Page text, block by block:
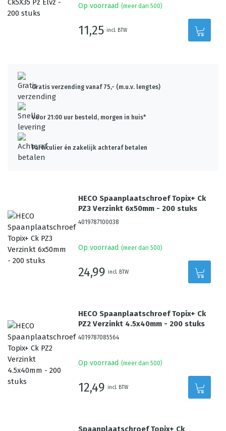
Op voorraad (meer dan 500)
11,25 incl. BTW
Gratis verzending vanaf 75,- (m.u.v. lengtes)
Voor 21:00 uur besteld, morgen in huis*
Particulier én zakelijk achteraf betalen
HECO Spaanplaatschroef Topix+ Ck
PZ3 Verzinkt 6x50mm - 200 stuks
4019787100038
Op voorraad (meer dan 500)
24,99 incl. BTW
HECO Spaanplaatschroef Topix+ Ck
PZ2 Verzinkt 4.5x40mm - 200 stuks
4019787085564
Op voorraad (meer dan 500)
12,49 incl. BTW
Spaanplaatschroef Topix+ Ck